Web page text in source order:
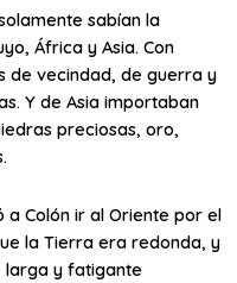
sabían la
África y Asia. Con
de vecindad, de guerra y
Y de Asia importaban
preciosas, oro,
a Colón ir al Oriente por el
la Tierra era redonda, y
larga y fatigante